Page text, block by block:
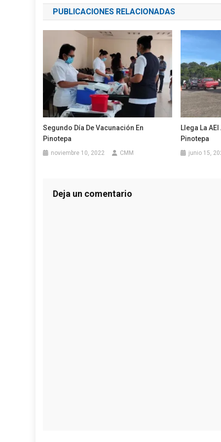
entradas
PUBLICACIONES RELACIONADAS
Segundo Día De Vacunación En
Pinotepa
noviembre 10, 2022 CMM
Llega La
Pinotepa
junio 15,
Deja un comentario